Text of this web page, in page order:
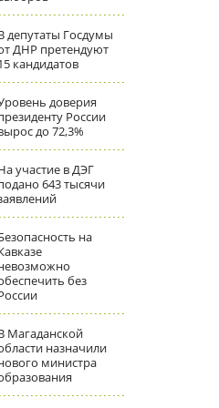
депутаты Госдумы
ДНР претендуют
кандидатов
доверия
России
до 72,3%
участие в ДЭГ
643 тысячи
на
без
Магаданской
назначили
министра